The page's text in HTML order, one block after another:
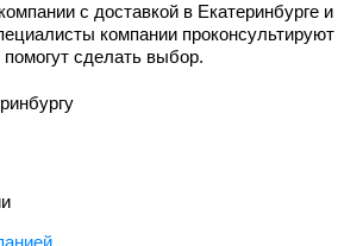
с доставкой в Екатеринбурге и
компании проконсультируют
сделать выбор.